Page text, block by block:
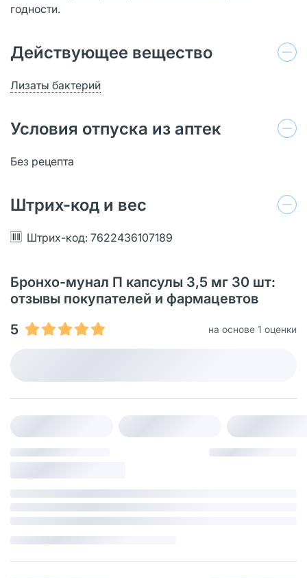
годности.
Действующее вещество
Лизаты бактерий
Условия отпуска из аптек
Без рецепта
Штрих-код и вес
Штрих-код: 7622436107189
Бронхо-мунал П капсулы 3,5 мг 30 шт:
отзывы покупателей и фармацевтов
5
на основе 1 оценки